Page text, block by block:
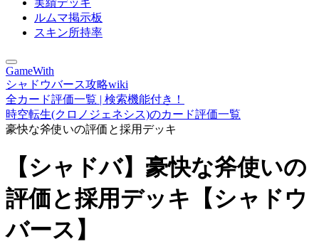
実績デッキ
ルムマ掲示板
スキン所持率
GameWith
シャドウバース攻略wiki
全カード評価一覧 | 検索機能付き！
時空転生(クロノジェネシス)のカード評価一覧
豪快な斧使いの評価と採用デッキ
【シャドバ】豪快な斧使いの
評価と採用デッキ【シャドウ
バース】